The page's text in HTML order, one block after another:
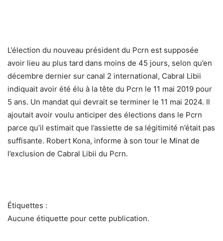
L’élection du nouveau président du Pcrn est supposée
avoir lieu au plus tard dans moins de 45 jours, selon qu’en
décembre dernier sur canal 2 international, Cabral Libii
indiquait avoir été élu à la tête du Pcrn le 11 mai 2019 pour
5 ans. Un mandat qui devrait se terminer le 11 mai 2024. Il
ajoutait avoir voulu anticiper des élections dans le Pcrn
parce qu’il estimait que l’assiette de sa légitimité n’était pas
suffisante. Robert Kona, informe à son tour le Minat de
l’exclusion de Cabral Libii du Pcrn.
Étiquettes :
Aucune étiquette pour cette publication.